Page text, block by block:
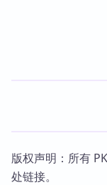
版权声明：所有
处链接。